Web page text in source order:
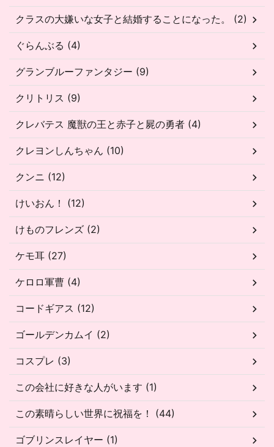
クラスの大嫌いな女子と結婚することになった。 (2)
ぐらんぶる (4)
グランブルーファンタジー (9)
クリトリス (9)
クレバテス 魔獣の王と赤子と屍の勇者 (4)
クレヨンしんちゃん (10)
クンニ (12)
けいおん！ (12)
けものフレンズ (2)
ケモ耳 (27)
ケロロ軍曹 (4)
コードギアス (12)
ゴールデンカムイ (2)
コスプレ (3)
この会社に好きな人がいます (1)
この素晴らしい世界に祝福を！ (44)
ゴブリンスレイヤー (1)